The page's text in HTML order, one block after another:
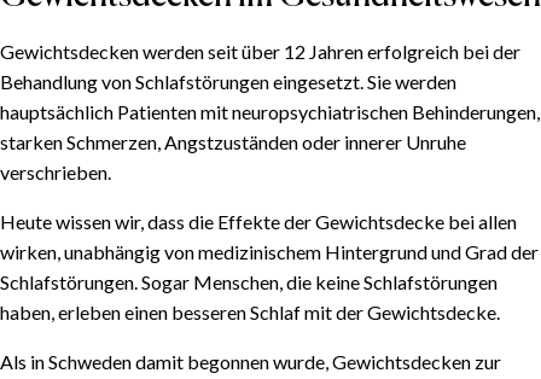
Gewichtsdecken werden seit über 12 Jahren erfolgreich bei der
Behandlung von Schlafstörungen eingesetzt. Sie werden
hauptsächlich Patienten mit neuropsychiatrischen Behinderungen,
starken Schmerzen, Angstzuständen oder innerer Unruhe
verschrieben.
Heute wissen wir, dass die Effekte der Gewichtsdecke bei allen
wirken, unabhängig von medizinischem Hintergrund und Grad der
Schlafstörungen. Sogar Menschen, die keine Schlafstörungen
haben, erleben einen besseren Schlaf mit der Gewichtsdecke.
Als in Schweden damit begonnen wurde, Gewichtsdecken zur
Wähle das richtige Gewicht für Deine CURA-Decke
Gewichtsdecken für Kinder
Die Geschichte der Gewichtsdecke
Gewichtsdecken im Gesundheitswesen
Gewichtsdecken für die breite Masse
Ein bevorstehender Paradigmenwechsel